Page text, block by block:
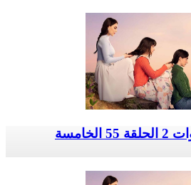
مسلسل ثلاث اخوات 2 الحلقة 55 الخامسة